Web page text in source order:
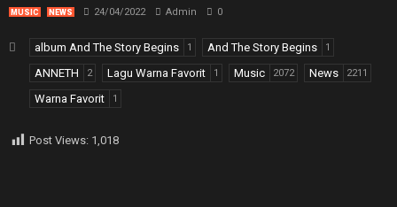
MUSIC NEWS 24/04/2022 Admin 0
album And The Story Begins 1 And The Story Begins 1
ANNETH 2 Lagu Warna Favorit 1 Music 2072 News 2211
Warna Favorit 1
Post Views: 1,018